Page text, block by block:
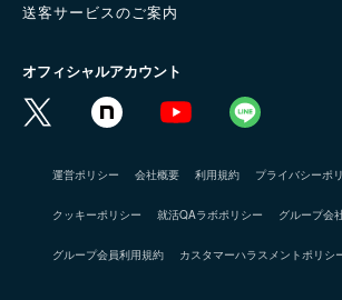
送客サービスのご案内
オフィシャルアカウント
運営ポリシー 会社概要 利用規約 プライバシーポ
クッキーポリシー 就活QAラボポリシー グループ会
グループ会員利用規約 カスタマーハラスメントポリシ